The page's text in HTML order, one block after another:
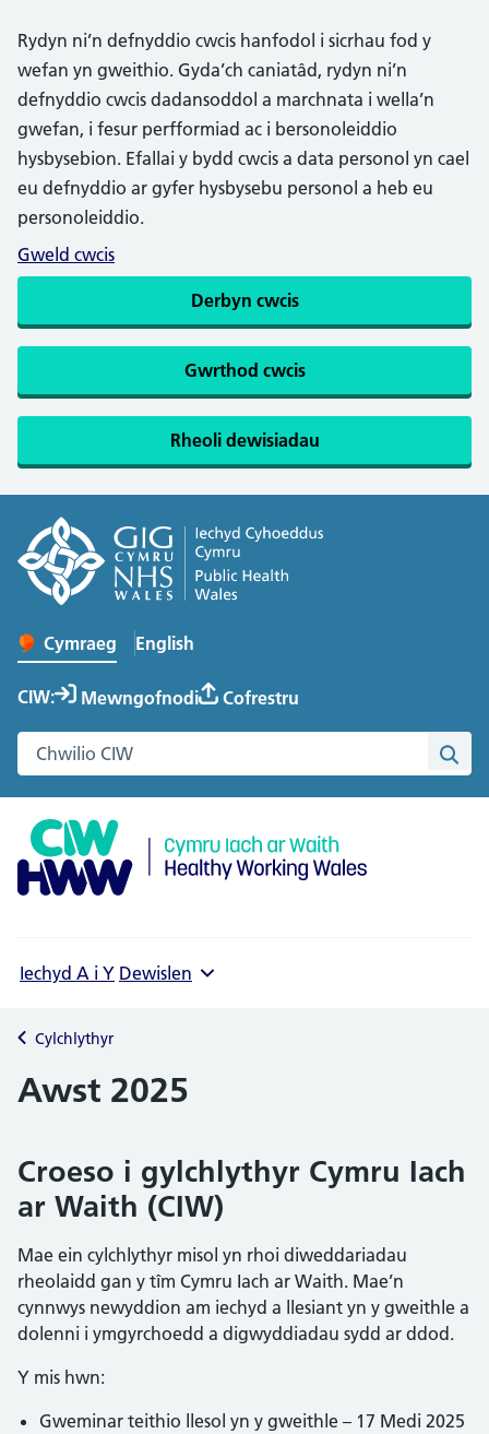
Rydyn ni’n defnyddio cwcis hanfodol i sicrhau fod y
wefan yn gweithio. Gyda’ch caniatâd, rydyn ni’n
defnyddio cwcis dadansoddol a marchnata i wella’n
gwefan, i fesur perfformiad ac i bersonoleiddio
hysbysebion. Efallai y bydd cwcis a data personol yn cael
eu defnyddio ar gyfer hysbysebu personol a heb eu
personoleiddio.
Gweld cwcis
Derbyn cwcis
Gwrthod cwcis
Rheoli dewisiadau
Newid iaith y wefan
Cymraeg English
– Change the language to English
CIW: Mewngofnodi Cofrestru
Chwilio gwefan Cymru Iach ar Waith
Iechyd A i Y Dewislen
Cylchlythyr
Awst 2025
Croeso i gylchlythyr Cymru Iach
ar Waith (CIW)
Mae ein cylchlythyr misol yn rhoi diweddariadau
rheolaidd gan y tîm Cymru Iach ar Waith. Mae’n
cynnwys newyddion am iechyd a llesiant yn y gweithle a
dolenni i ymgyrchoedd a digwyddiadau sydd ar ddod.
Y mis hwn:
Gweminar teithio llesol yn y gweithle – 17 Medi 2025